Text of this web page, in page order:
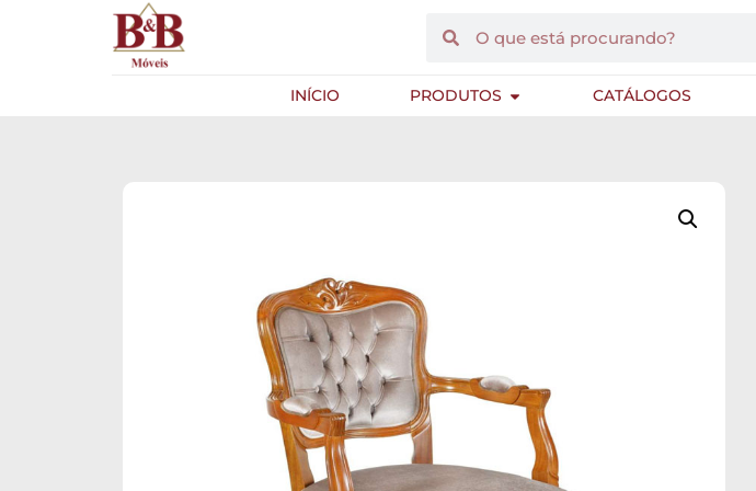
INÍCIO PRODUTOS CATÁLOGOS